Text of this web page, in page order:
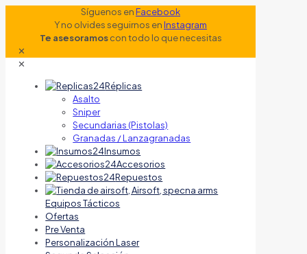
Síguenos enFacebook
Y no olvides seguirnos enInstagram
Te asesoramoscon todo lo que necesitas
✕
✕
Réplicas
Asalto
Sniper
Secundarias (Pistolas)
Granadas / Lanzagranadas
Insumos
Accesorios
Repuestos
Equipos Tácticos
Ofertas
Pre Venta
Personalización Laser